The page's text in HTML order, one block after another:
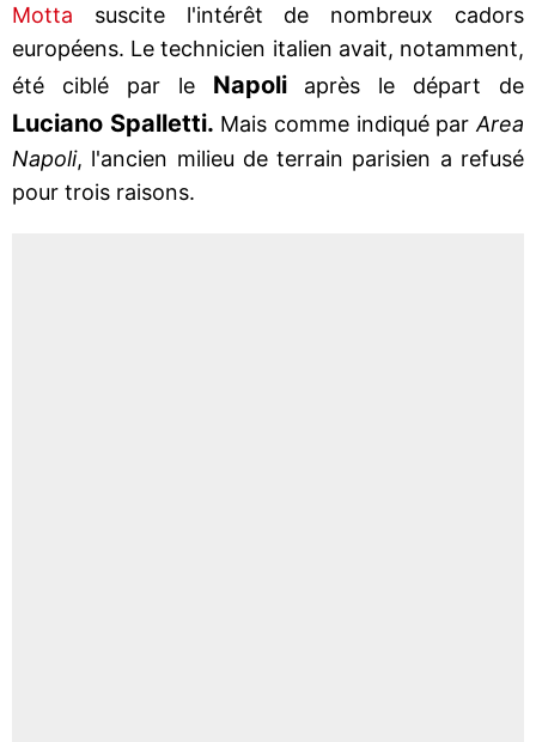
Motta suscite l'intérêt de nombreux cadors
européens. Le technicien italien avait, notamment,
été ciblé par le Napoliaprès le départ de
Luciano Spalletti. Mais comme indiqué parArea
Napoli, l'ancien milieu de terrain parisien a refusé
pour trois raisons.